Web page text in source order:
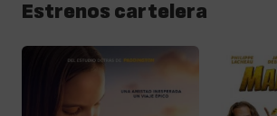
Estrenos cartelera